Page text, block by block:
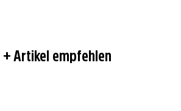
Artikel empfehlen